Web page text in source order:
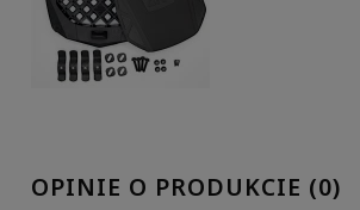
OPINIE O PRODUKCIE (0)